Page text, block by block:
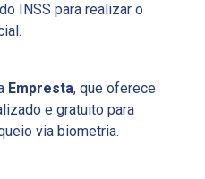
INSS para realizar o
Empresta, que oferece
e gratuito para
via biometria.